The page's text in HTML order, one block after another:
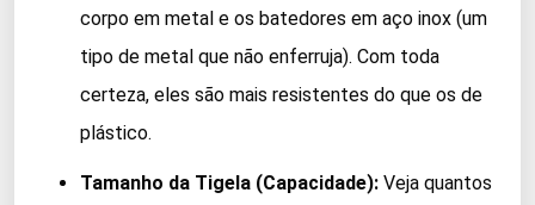
corpo em metal e os batedores em aço inox (um
tipo de metal que não enferruja). Com toda
certeza, eles são mais resistentes do que os de
plástico.
Tamanho da Tigela (Capacidade): Veja quantos